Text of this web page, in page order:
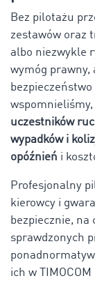
Bez pilotażu
zestawów oraz
albo niezwykle
wymóg prawny,
uczestników
wypadków i
opóźnień i
Profesjonalny
kierowcy i
bezpiecznie, na
sprawdzonych
ich w